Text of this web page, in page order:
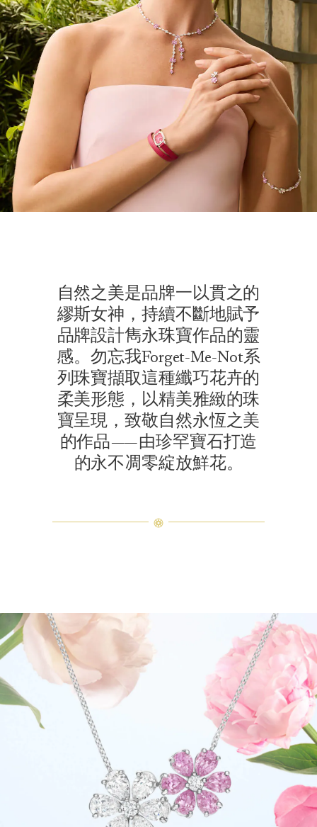
自然之美是品牌一以貫之的
繆斯女神，持續不斷地賦予
品牌設計雋永珠寶作品的靈
感。勿忘我Forget-Me-Not系
列珠寶擷取這種纖巧花卉的
柔美形態，以精美雅緻的珠
寶呈現，致敬自然永恆之美
的作品——由珍罕寶石打造
的永不凋零綻放鮮花。